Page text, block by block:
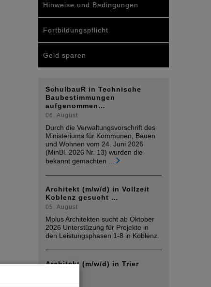
Hinweise und Bedingungen
Fortbildungspflicht
Geld sparen
SchulbauR in Technische
Baubestimmungen
aufgenommen…
06. August
Durch die Verwaltungsvorschrift des
Ministeriums für Kommunen, Bauen
und Wohnen vom 24. Juni 2026
(MinBl. 2026 Nr. 13) wurden die
bekannt gemachten
Architekt (m/w/d) in Vollzeit
Koblenz gesucht …
05. August
Mplus Architekten sucht ab Oktober
2026 Unterstüzung für Projekte in
den Leistungsphasen 1-8 in Koblenz.
Architekt (m/w/d) in Trier